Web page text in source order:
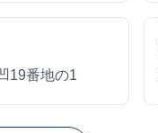
19番地の1